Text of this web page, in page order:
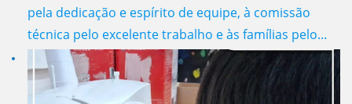
pela dedicação e espírito de equipe, à comissão
técnica pelo excelente trabalho e às famílias pelo...